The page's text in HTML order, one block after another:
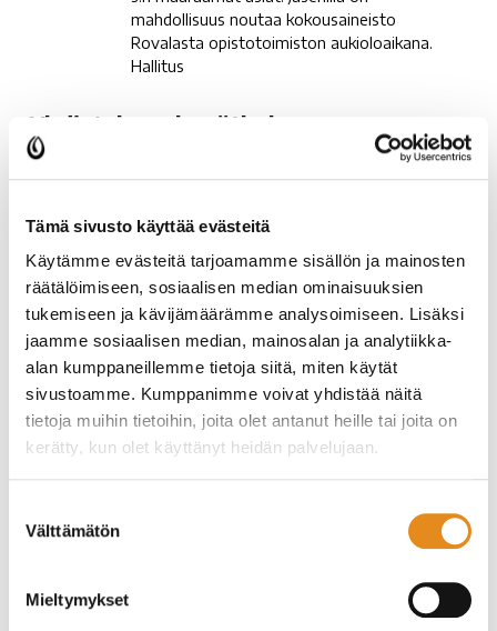
Tämä sivusto käyttää evästeitä
Käytämme evästeitä tarjoamamme sisällön ja mainosten
räätälöimiseen, sosiaalisen median ominaisuuksien
tukemiseen ja kävijämäärämme analysoimiseen. Lisäksi
jaamme sosiaalisen median, mainosalan ja analytiikka-
alan kumppaneillemme tietoja siitä, miten käytät
sivustoamme. Kumppanimme voivat yhdistää näitä
tietoja muihin tietoihin, joita olet antanut heille tai joita on
kerätty, kun olet käyttänyt heidän palvelujaan.
valinta
Välttämätön
Mieltymykset
mahdollisuus noutaa kokousaineisto
Rovalasta opistotoimiston aukioloaikana.
Hallitus
Yhdistyksen
kevätkokous
Yhdistyksen kevätkokous
Sääntömääräinen yhdistyksenKEVÄTKOKOUSpidetään ti
16.4.2024klo 18.00 alkaenRovalassa, Rovala 5.
Palosalmi-koti.Jäsenillä on mahdollisuus
noutaakokousaineisto Rovalastaopistotoimiston
aukioloaikana. Hallitus
Rovalan
Setlementti
ry:n
ylläpitämä
Palosalmi-
joudutaan
Rovalan Setlementti ry:n
ylläpitämä Palosalmi-kodin
toiminta joudutaan
lopettamaan
peruskorjaustarpeet ja vaadittavien toimien
uuden Palosalmikodin rakentaminenkin olisi
niin kallis, että siihen ei Rovalan Setlementillä